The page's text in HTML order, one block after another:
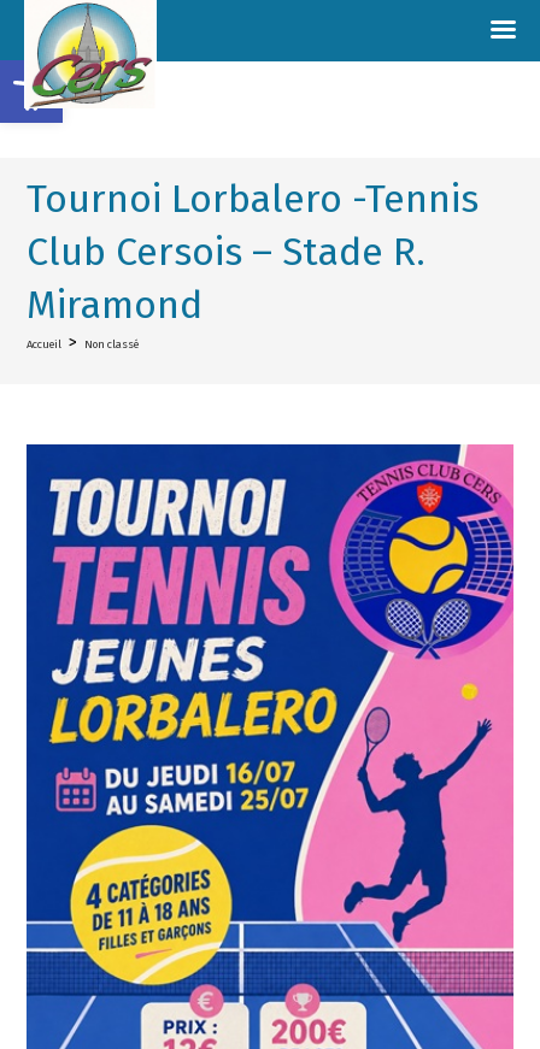
Tournoi Lorbalero -Tennis
Club Cersois – Stade R.
Miramond
Accueil > Non classé
Ouvrir la barre d’outils